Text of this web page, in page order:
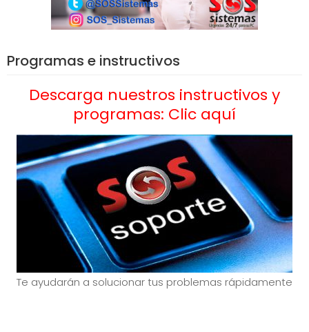
Programas e instructivos
Descarga nuestros instructivos y
programas: Clic aquí
Te ayudarán a solucionar tus problemas rápidamente